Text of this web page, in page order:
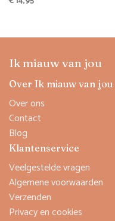
Ik miauw van jou
Over Ik miauw van jou
Over ons
Contact
Blog
Klantenservice
Veelgestelde vragen
Algemene voorwaarden
Verzenden
Privacy en cookies